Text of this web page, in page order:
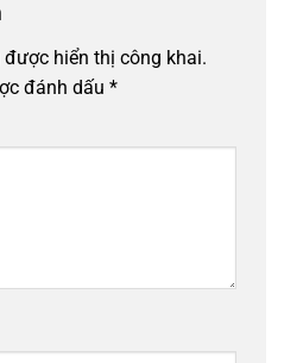
hiển thị công khai.
đánh dấu *